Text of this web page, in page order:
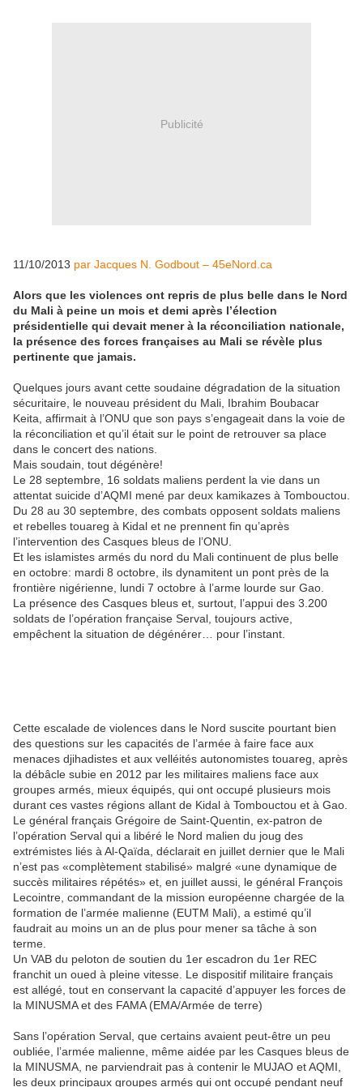
Publicité
11/10/2013 par Jacques N. Godbout – 45eNord.ca
Alors que les violences ont repris de plus belle dans le Nord
du Mali à peine un mois et demi après l’élection
présidentielle qui devait mener à la réconciliation nationale,
la présence des forces françaises au Mali se révèle plus
pertinente que jamais.
Quelques jours avant cette soudaine dégradation de la situation
sécuritaire, le nouveau président du Mali, Ibrahim Boubacar
Keita, affirmait à l’ONU que son pays s’engageait dans la voie de
la réconciliation et qu’il était sur le point de retrouver sa place
dans le concert des nations.
Mais soudain, tout dégénère!
Le 28 septembre, 16 soldats maliens perdent la vie dans un
attentat suicide d’AQMI mené par deux kamikazes à Tombouctou.
Du 28 au 30 septembre, des combats opposent soldats maliens
et rebelles touareg à Kidal et ne prennent fin qu’après
l’intervention des Casques bleus de l’ONU.
Et les islamistes armés du nord du Mali continuent de plus belle
en octobre: mardi 8 octobre, ils dynamitent un pont près de la
frontière nigérienne, lundi 7 octobre à l’arme lourde sur Gao.
La présence des Casques bleus et, surtout, l’appui des 3.200
soldats de l’opération française Serval, toujours active,
empêchent la situation de dégénérer… pour l’instant.
Cette escalade de violences dans le Nord suscite pourtant bien
des questions sur les capacités de l’armée à faire face aux
menaces djihadistes et aux velléités autonomistes touareg, après
la débâcle subie en 2012 par les militaires maliens face aux
groupes armés, mieux équipés, qui ont occupé plusieurs mois
durant ces vastes régions allant de Kidal à Tombouctou et à Gao.
Le général français Grégoire de Saint-Quentin, ex-patron de
l’opération Serval qui a libéré le Nord malien du joug des
extrémistes liés à Al-Qaïda, déclarait en juillet dernier que le Mali
n’est pas «complètement stabilisé» malgré «une dynamique de
succès militaires répétés» et, en juillet aussi, le général François
Lecointre, commandant de la mission européenne chargée de la
formation de l’armée malienne (EUTM Mali), a estimé qu’il
faudrait au moins un an de plus pour mener sa tâche à son
terme.
Un VAB du peloton de soutien du 1er escadron du 1er REC
franchit un oued à pleine vitesse. Le dispositif militaire français
est allégé, tout en conservant la capacité d’appuyer les forces de
la MINUSMA et des FAMA (EMA/Armée de terre)
Sans l’opération Serval, que certains avaient peut-être un peu
oubliée, l’armée malienne, même aidée par les Casques bleus de
la MINUSMA, ne parviendrait pas à contenir le MUJAO et AQMI,
les deux principaux groupes armés qui ont occupé pendant neuf